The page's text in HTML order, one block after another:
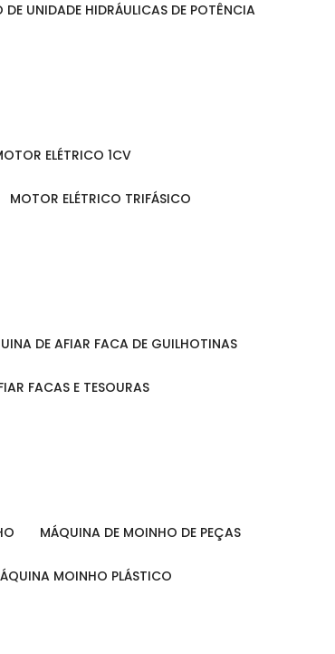
DE UNIDADE HIDRÁULICAS DE POTÊNCIA
MOTOR ELÉTRICO 1CV
MOTOR ELÉTRICO TRIFÁSICO
DE AFIAR FACA DE GUILHOTINAS
FACAS E TESOURAS
MÁQUINA DE MOINHO DE PEÇAS
MÁQUINA MOINHO PLÁSTICO